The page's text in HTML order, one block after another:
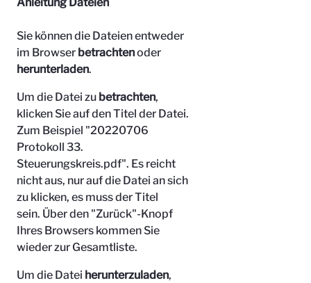
Anleitung Dateien
Sie können die Dateien entweder
im Browser betrachtenoder
herunterladen.
Um die Datei zu betrachten,
klicken Sie auf den Titel der Datei.
Zum Beispiel "20220706
Protokoll 33.
Steuerungskreis.pdf". Es reicht
nicht aus, nur auf die Datei an sich
zu klicken, es muss der Titel
sein. Über den "Zurück"-Knopf
Ihres Browsers kommen Sie
wieder zur Gesamtliste.
Um die Datei herunterzuladen,